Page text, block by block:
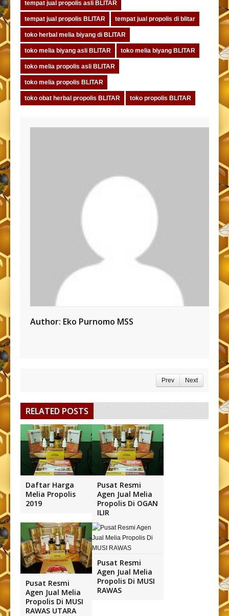
tempat jual propolis asli BLITAR
tempat jual propolis BLITAR tempat jual propolis di blitar
toko herbal melia biyang di BLITAR
toko melia biyang asli BLITAR toko melia biyang BLITAR
toko melia propolis asli BLITAR
toko melia propolis BLITAR
toko obat herbal propolis BLITAR toko propolis BLITAR
Author: Eko Purnomo MSS
Prev Next
RELATED POSTS
Daftar Harga
Melia Propolis
2019
Pusat Resmi
Agen Jual Melia
Propolis Di OGAN
ILIR
Pusat Resmi
Agen Jual Melia
Propolis Di MUSI
RAWAS UTARA
Pusat Resmi
Agen Jual Melia
Propolis Di MUSI
RAWAS